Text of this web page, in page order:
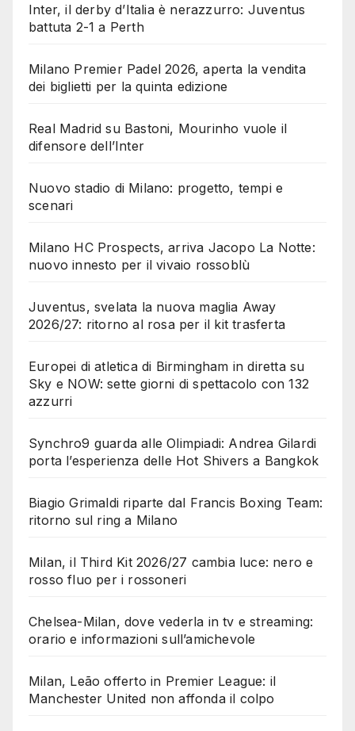
Inter, il derby d’Italia è nerazzurro: Juventus
battuta 2-1 a Perth
Milano Premier Padel 2026, aperta la vendita
dei biglietti per la quinta edizione
Real Madrid su Bastoni, Mourinho vuole il
difensore dell’Inter
Nuovo stadio di Milano: progetto, tempi e
scenari
Milano HC Prospects, arriva Jacopo La Notte:
nuovo innesto per il vivaio rossoblù
Juventus, svelata la nuova maglia Away
2026/27: ritorno al rosa per il kit trasferta
Europei di atletica di Birmingham in diretta su
Sky e NOW: sette giorni di spettacolo con 132
azzurri
Synchro9 guarda alle Olimpiadi: Andrea Gilardi
porta l’esperienza delle Hot Shivers a Bangkok
Biagio Grimaldi riparte dal Francis Boxing Team:
ritorno sul ring a Milano
Milan, il Third Kit 2026/27 cambia luce: nero e
rosso fluo per i rossoneri
Chelsea-Milan, dove vederla in tv e streaming:
orario e informazioni sull’amichevole
Milan, Leão offerto in Premier League: il
Manchester United non affonda il colpo